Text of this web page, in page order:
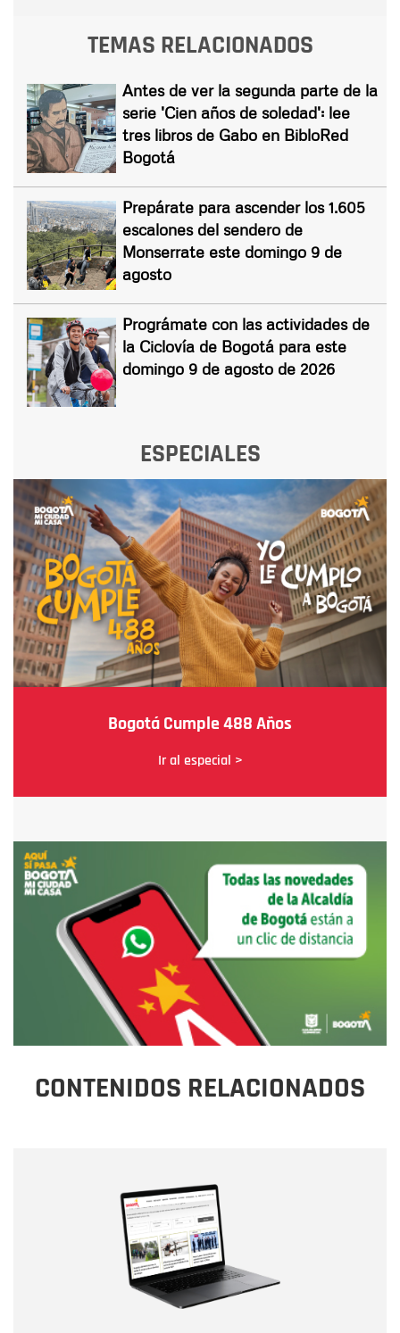
TEMAS RELACIONADOS
Antes de ver la segunda parte de la
serie 'Cien años de soledad': lee
tres libros de Gabo en BibloRed
Bogotá
Prepárate para ascender los 1.605
escalones del sendero de
Monserrate este domingo 9 de
agosto
Prográmate con las actividades de
la Ciclovía de Bogotá para este
domingo 9 de agosto de 2026
ESPECIALES
Bogotá Cumple 488 Años
Ir al especial >
CONTENIDOS RELACIONADOS
Correo electrónico
Tipo de comentario